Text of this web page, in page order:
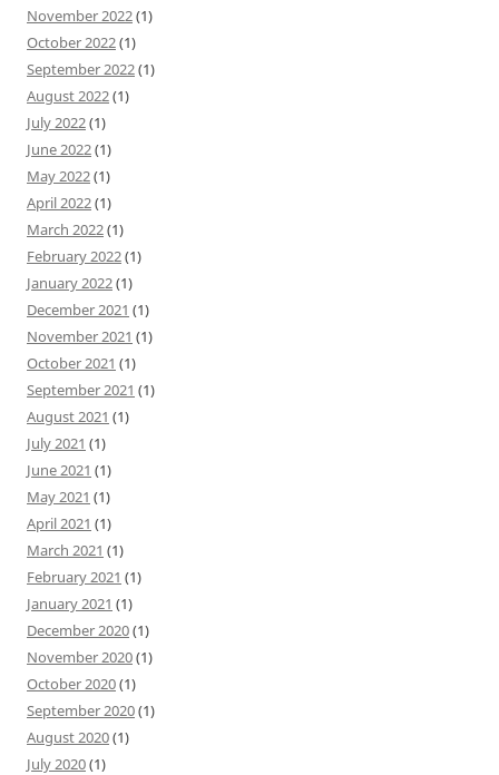
November 2022(1)
October 2022(1)
September 2022(1)
August 2022(1)
July 2022(1)
June 2022(1)
May 2022(1)
April 2022(1)
March 2022(1)
February 2022(1)
January 2022(1)
December 2021 (1)
November 2021 (1)
October 2021 (1)
September 2021 (1)
August 2021 (1)
July 2021 (1)
June 2021 (1)
May 2021 (1)
April 2021 (1)
March 2021 (1)
February 2021 (1)
January 2021 (1)
December 2020(1)
November 2020(1)
October 2020(1)
September 2020(1)
August 2020(1)
July 2020(1)